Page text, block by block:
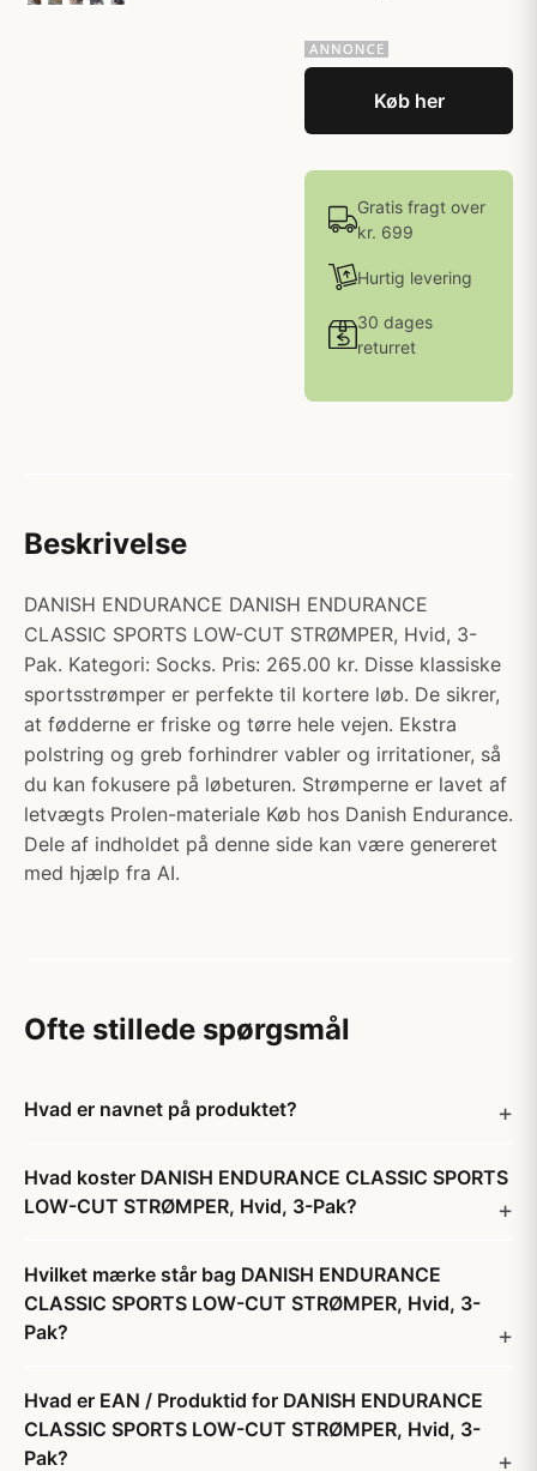
Køb her
Gratis fragt over
kr. 699
Hurtig levering
30 dages
returret
Beskrivelse
DANISH ENDURANCE DANISH ENDURANCE
CLASSIC SPORTS LOW-CUT STRØMPER, Hvid, 3-
Pak. Kategori: Socks. Pris: 265.00 kr. Disse klassiske
sportsstrømper er perfekte til kortere løb. De sikrer,
at fødderne er friske og tørre hele vejen. Ekstra
polstring og greb forhindrer vabler og irritationer, så
du kan fokusere på løbeturen. Strømperne er lavet af
letvægts Prolen-materiale Køb hos Danish Endurance.
Dele af indholdet på denne side kan være genereret
med hjælp fra AI.
Ofte stillede spørgsmål
Hvad er navnet på produktet?
Hvad koster DANISH ENDURANCE CLASSIC SPORTS
LOW-CUT STRØMPER, Hvid, 3-Pak?
Hvilket mærke står bag DANISH ENDURANCE
CLASSIC SPORTS LOW-CUT STRØMPER, Hvid, 3-
Pak?
Hvad er EAN / Produktid for DANISH ENDURANCE
CLASSIC SPORTS LOW-CUT STRØMPER, Hvid, 3-
Pak?